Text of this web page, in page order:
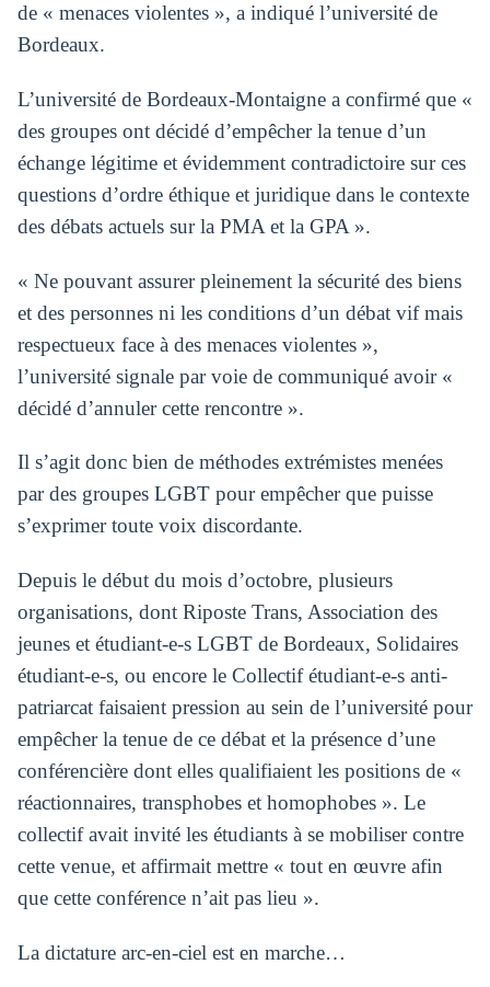
de « menaces violentes », a indiqué l’université de
Bordeaux.
L’université de Bordeaux-Montaigne a confirmé que «
des groupes ont décidé d’empêcher la tenue d’un
échange légitime et évidemment contradictoire sur ces
questions d’ordre éthique et juridique dans le contexte
des débats actuels sur la PMA et la GPA ».
« Ne pouvant assurer pleinement la sécurité des biens
et des personnes ni les conditions d’un débat vif mais
respectueux face à des menaces violentes »,
l’université signale par voie de communiqué avoir «
décidé d’annuler cette rencontre ».
Il s’agit donc bien de méthodes extrémistes menées
par des groupes LGBT pour empêcher que puisse
s’exprimer toute voix discordante.
Depuis le début du mois d’octobre, plusieurs
organisations, dont Riposte Trans, Association des
jeunes et étudiant-e-s LGBT de Bordeaux, Solidaires
étudiant-e-s, ou encore le Collectif étudiant-e-s anti-
patriarcat faisaient pression au sein de l’université pour
empêcher la tenue de ce débat et la présence d’une
conférencière dont elles qualifiaient les positions de «
réactionnaires, transphobes et homophobes ». Le
collectif avait invité les étudiants à se mobiliser contre
cette venue, et affirmait mettre « tout en œuvre afin
que cette conférence n’ait pas lieu ».
La dictature arc-en-ciel est en marche…